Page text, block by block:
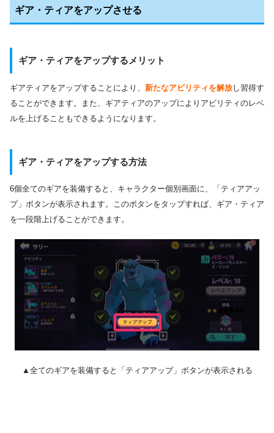
ギア・ティアをアップさせる
ギア・ティアをアップするメリット
ギアティアをアップすることにより、 新たなアビリティを解放し習得す
ることができます。また、ギアティアのアップによりアビリティのレベ
ルを上げることもできるようになります。
ギア・ティアをアップする方法
6個全てのギアを装備すると、キャラクター個別画面に、「ティアアッ
プ」ボタンが表示されます。このボタンをタップすれば、ギア・ティア
を一段階上げることができます。
▲全てのギアを装備すると「ティアアップ」ボタンが表示される